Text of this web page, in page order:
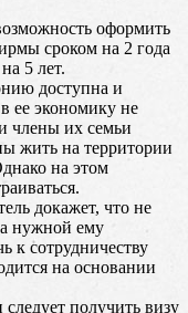
оформить
сроком на 2 года
5 лет.
доступна и
ее экономику не
члены их семьи
жить на территории
на этом
докажет, что не
нужной ему
к сотрудничеству
на основании
получить визу